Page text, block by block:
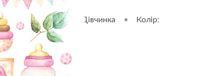
Животные, Цветы, Дівчинка •
Колір: